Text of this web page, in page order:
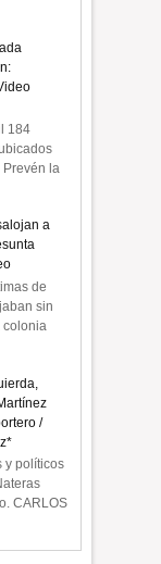
184
la
a
de
sin
colonia
/
y políticos
CARLOS